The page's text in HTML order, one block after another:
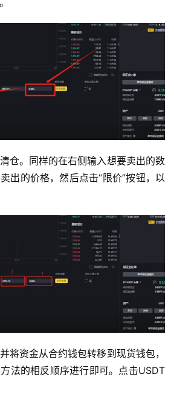
仓。同样的在右侧输入想要卖出的数
出的价格，然后点击“限价”按钮，以
将资金从合约钱包转移到现货钱包，
法的相反顺序进行即可。点击USDT